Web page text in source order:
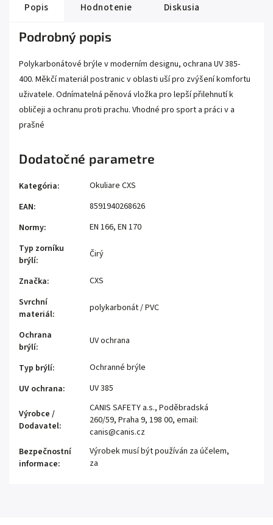
Popis Hodnotenie Diskusia
Podrobný popis
Polykarbonátové brýle v moderním designu, ochrana UV 385-
400. Měkčí materiál postranic v oblasti uší pro zvýšení komfortu
uživatele. Odnímatelná pěnová vložka pro lepší přilehnutí k
obličeji a ochranu proti prachu. Vhodné pro sport a práci v a
prašné
Dodatočné parametre
Kategória:
Okuliare CXS
EAN:
8591940268626
Normy:
EN 166, EN 170
Typ zorníku
brýlí:
Čirý
Značka:
CXS
Svrchní
materiál:
polykarbonát / PVC
Ochrana
brýlí:
UV ochrana
Typ brýlí:
Ochranné brýle
UV ochrana: UV 385
Výrobce /
Dodavatel:
CANIS SAFETY a.s., Poděbradská
260/59, Praha 9, 198 00, email:
canis@canis.cz
Bezpečnostní
informace:
Výrobek musí být používán za účelem,
za